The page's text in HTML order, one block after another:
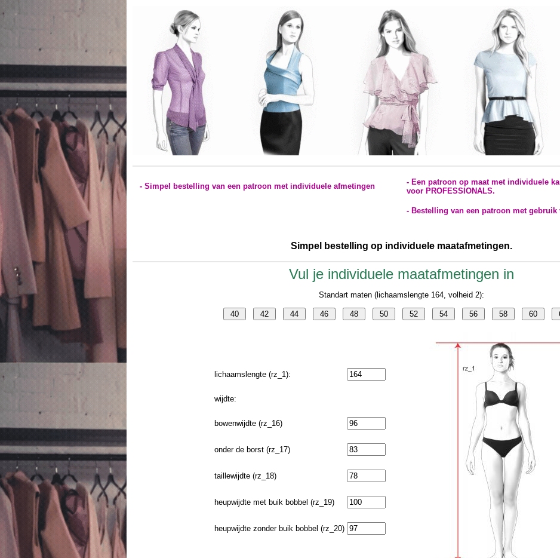
- Simpel bestelling van een patroon met individuele afmetingen
- Een patroon op maat met individuele
voor PROFESSIONALS.
- Bestelling van een patroon met gebruik
Simpel bestelling op individuele maatafmetingen.
Vul je individuele maatafmetingen in
Standart maten (lichaamslengte 164, volheid 2):
lichaamslengte (rz_1):
wijdte:
bowenwijdte (rz_16)
onder de borst (rz_17)
taillewijdte (rz_18)
heupwijdte met buik bobbel (rz_19)
heupwijdte zonder buik bobbel (rz_20)